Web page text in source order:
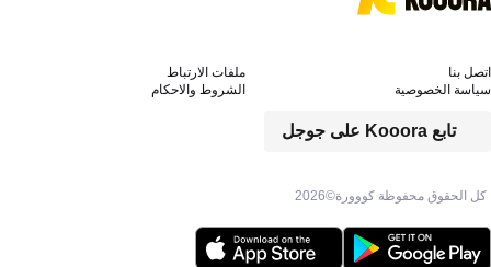
كل الحقوق محفوظة كووورة©2026
تابع Kooora على جوجل
اتصل بنا
ملفات الارتباط
سياسة الخصوصية
الشروط والاحكام